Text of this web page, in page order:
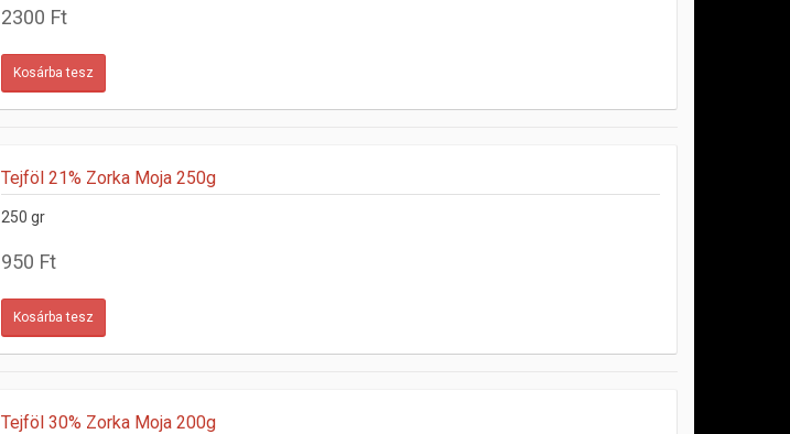
2300 Ft
Tejföl 21% Zorka Moja 250g
250 gr
950 Ft
Tejföl 30% Zorka Moja 200g